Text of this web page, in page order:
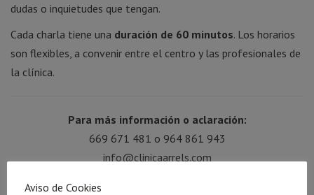
dudas o inquietudes que tengan.
Cada charla tiene una duración de 60 minutos. Los horarios
son flexibles, a convenir entre el centro y las profesionales de
la clínica.
Para más información o aclaración:
669 671 481 o 964 861 943
info@clinicaarrels.com
Publicaciones Relacionadas
Aviso de Cookies